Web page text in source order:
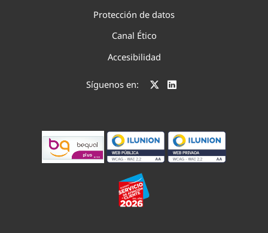
Protección de datos
Canal Ético
Accesibilidad
Síguenos en: